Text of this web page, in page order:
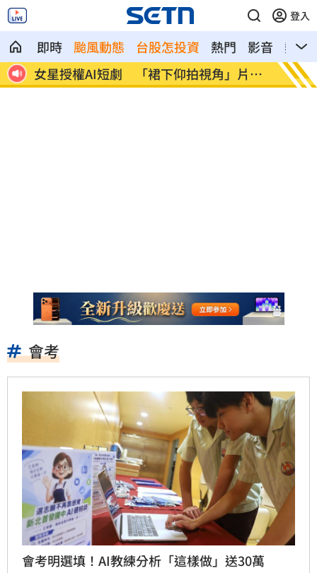
登入
即時 颱風動態 台股怎投資 熱門 影音
熱搜
挨
防代刀！衛福部祭新規：醫材商嚴禁碰病
人
外資
」
會考
會考明選填！AI教練分析「這樣做」送30萬